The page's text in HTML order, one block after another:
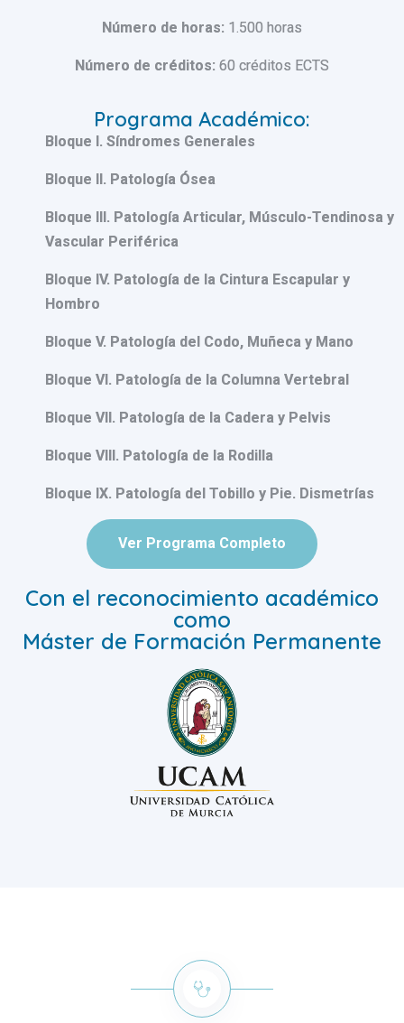
Número de horas: 1.500 horas
Número de créditos: 60 créditos ECTS
Programa Académico:
Bloque I. Síndromes Generales
Bloque II. Patología Ósea
Bloque III. Patología Articular, Músculo-Tendinosa y
Vascular Periférica
Bloque IV. Patología de la Cintura Escapular y
Hombro
Bloque V. Patología del Codo, Muñeca y Mano
Bloque VI. Patología de la Columna Vertebral
Bloque VII. Patología de la Cadera y Pelvis
Bloque VIII. Patología de la Rodilla
Bloque IX. Patología del Tobillo y Pie. Dismetrías
Ver Programa Completo
Con el reconocimiento académico
como
Máster de Formación Permanente